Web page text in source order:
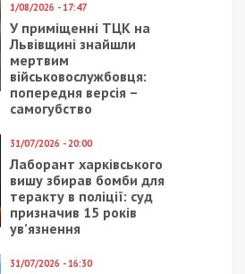
1/08/2026 - 17:47
У приміщенні ТЦК на
Львівщині знайшли
мертвим
військовослужбовця:
попередня версія –
самогубство
31/07/2026 - 20:00
Лаборант харківського
вишу збирав бомби для
теракту в поліції: суд
призначив 15 років
ув’язнення
31/07/2026 - 16:30